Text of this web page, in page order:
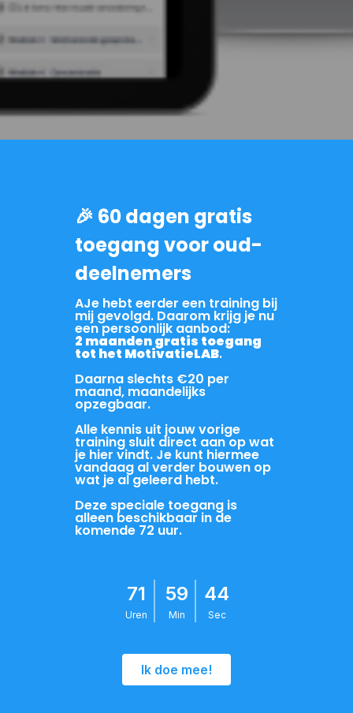
🎉 60 dagen gratis
toegang voor oud-
deelnemers
AJe hebt eerder een training bij
mij gevolgd. Daarom krijg je nu
een persoonlijk aanbod:
2 maanden gratis toegang
tot het MotivatieLAB.
Daarna slechts €20 per
maand, maandelijks
opzegbaar.
Alle kennis uit jouw vorige
training sluit direct aan op wat
je hier vindt. Je kunt hiermee
vandaag al verder bouwen op
wat je al geleerd hebt.
Deze speciale toegang is
alleen beschikbaar in de
komende 72 uur.
71
Uren
59
Min
43
Sec
Ik doe mee!